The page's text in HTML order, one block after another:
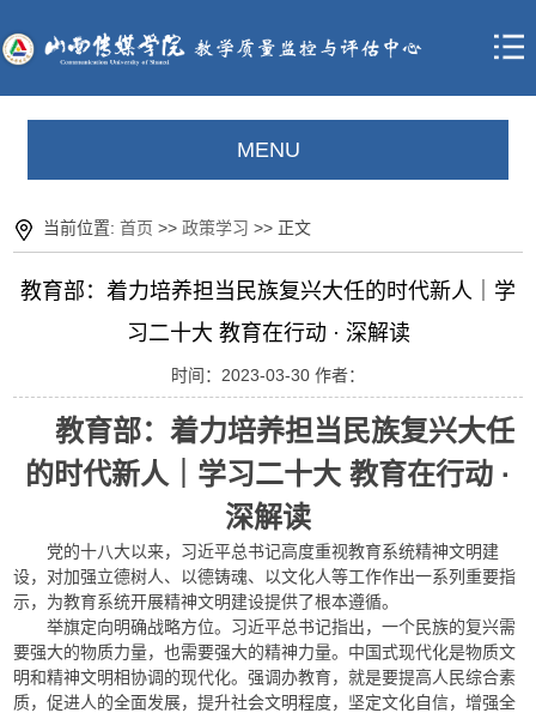
MENU
当前位置:首页 >>政策学习 >> 正文
教育部：着力培养担当民族复兴大任的时代新人｜学
习二十大 教育在行动 · 深解读
时间：2023-03-30 作者：
教育部：着力培养担当民族复兴大任
的时代新人｜学习二十大 教育在行动 ·
深解读
党的十八大以来，习近平总书记高度重视教育系统精神文明建
设，对加强立德树人、以德铸魂、以文化人等工作作出一系列重要指
示，为教育系统开展精神文明建设提供了根本遵循。
举旗定向明确战略方位。习近平总书记指出，一个民族的复兴需
要强大的物质力量，也需要强大的精神力量。中国式现代化是物质文
明和精神文明相协调的现代化。强调办教育，就是要提高人民综合素
质，促进人的全面发展，提升社会文明程度，坚定文化自信，增强全